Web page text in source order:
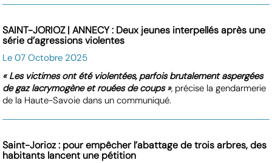
SAINT-JORIOZ | ANNECY : Deux jeunes interpellés après une
série d’agressions violentes
Le 07 Octobre 2025
« Les victimes ont été violentées, parfois brutalement aspergées
de gaz lacrymogène et rouées de coups », précise la gendarmerie
de la Haute-Savoie dans un communiqué.
Saint-Jorioz : pour empêcher l’abattage de trois arbres, des
habitants lancent une pétition